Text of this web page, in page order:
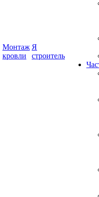
Монтаж
кровли
Я
строитель